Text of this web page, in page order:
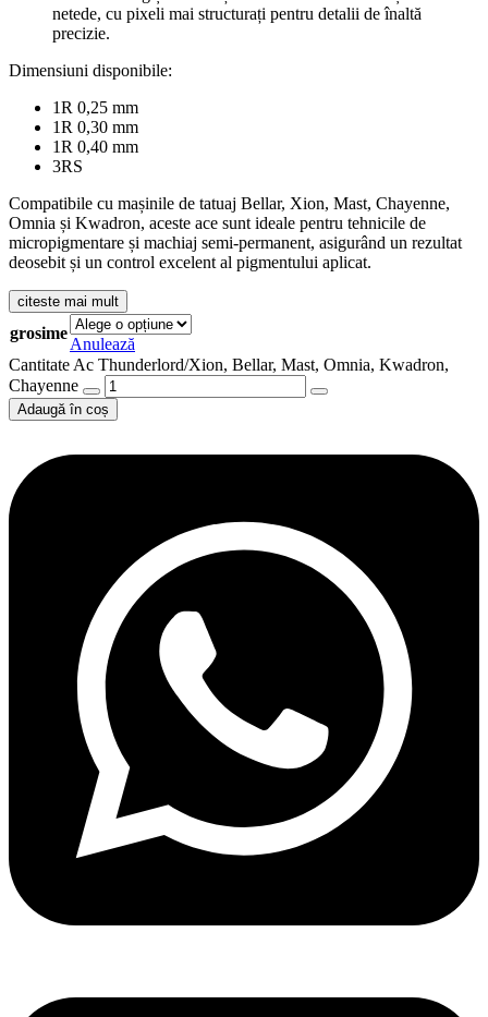
netede, cu pixeli mai structurați pentru detalii de înaltă
precizie.
Dimensiuni disponibile:
1R 0,25 mm
1R 0,30 mm
1R 0,40 mm
3RS
Compatibile cu mașinile de tatuaj Bellar, Xion, Mast, Chayenne,
Omnia și Kwadron, aceste ace sunt ideale pentru tehnicile de
micropigmentare și machiaj semi-permanent, asigurând un rezultat
deosebit și un control excelent al pigmentului aplicat.
citeste mai mult
grosime
Anulează
Cantitate Ac Thunderlord/Xion, Bellar, Mast, Omnia, Kwadron,
Chayenne
Adaugă în coș